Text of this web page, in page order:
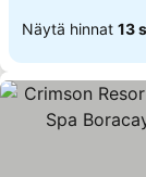
Näytä hinnat 13